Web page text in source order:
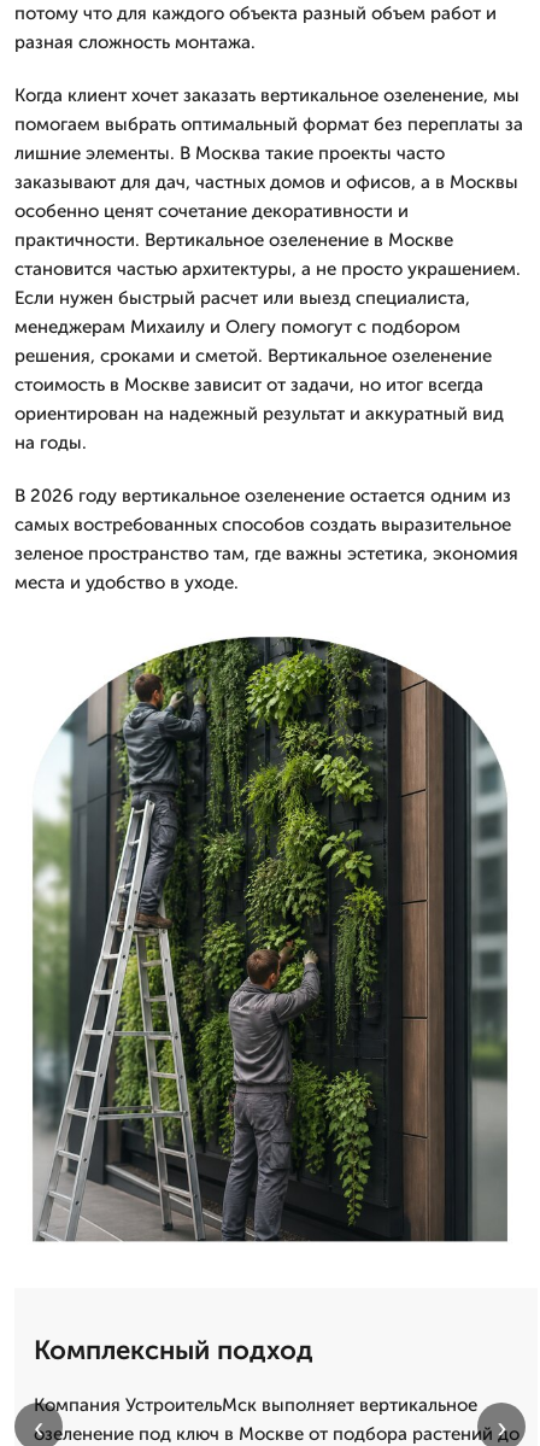
потому что для каждого объекта разный объем работ и
разная сложность монтажа.
Когда клиент хочет заказать вертикальное озеленение, мы
помогаем выбрать оптимальный формат без переплаты за
лишние элементы. В Москва такие проекты часто
заказывают для дач, частных домов и офисов, а в Москвы
особенно ценят сочетание декоративности и
практичности. Вертикальное озеленение в Москве
становится частью архитектуры, а не просто украшением.
Если нужен быстрый расчет или выезд специалиста,
менеджерам Михаилу и Олегу помогут с подбором
решения, сроками и сметой. Вертикальное озеленение
стоимость в Москве зависит от задачи, но итог всегда
ориентирован на надежный результат и аккуратный вид
на годы.
В 2026 году вертикальное озеленение остается одним из
самых востребованных способов создать выразительное
зеленое пространство там, где важны эстетика, экономия
места и удобство в уходе.
Комплексный подход
Компания УстроительМск выполняет вертикальное
озеленение под ключ в Москве от подбора растений до
‹ ›